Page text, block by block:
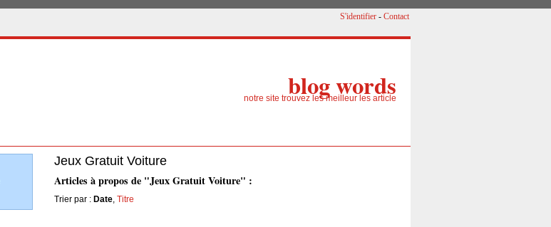
S'identifier - Contact
blog words
notre site trouvez les meilleur les article
Jeux Gratuit Voiture
Articles à propos de "Jeux Gratuit Voiture" :
Trier par : Date, Titre